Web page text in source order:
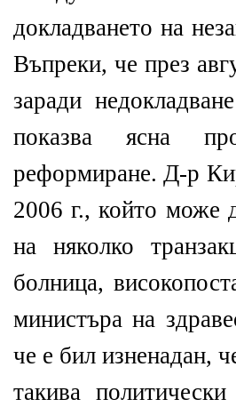
докладването на
Въпреки, че през
заради
показва ясна
реформиране. Д-р
2006 г., който може
на няколко
болница,
министъра на
че е бил изненадан,
такива